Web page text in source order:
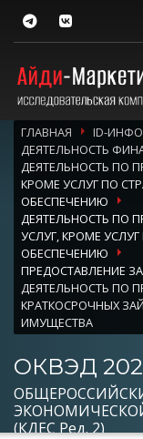
ГЛАВНАЯ ID-ИНФО
ДЕЯТЕЛЬНОСТЬ
ДЕЯТЕЛЬНОСТЬ ПО
КРОМЕ УСЛУГ ПО
ОБЕСПЕЧЕНИЮ
ДЕЯТЕЛЬНОСТЬ ПО
УСЛУГ, КРОМЕ
ОБЕСПЕЧЕНИЮ
ПРЕДОСТАВЛЕНИЕ
ДЕЯТЕЛЬНОСТЬ ПО
КРАТКОСРОЧНЫХ
ИМУЩЕСТВА
ОКВЭД
(КДЕС Ред. 2)